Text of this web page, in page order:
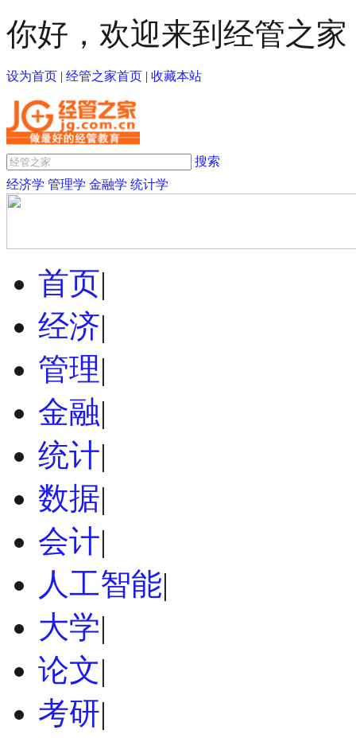
你好，欢迎来到经管之家
设为首页 | 经管之家首页 | 收藏本站
搜索
经济学 管理学 金融学 统计学
首页|
经济|
管理|
金融|
统计|
数据|
会计|
人工智能|
大学|
论文|
考研|